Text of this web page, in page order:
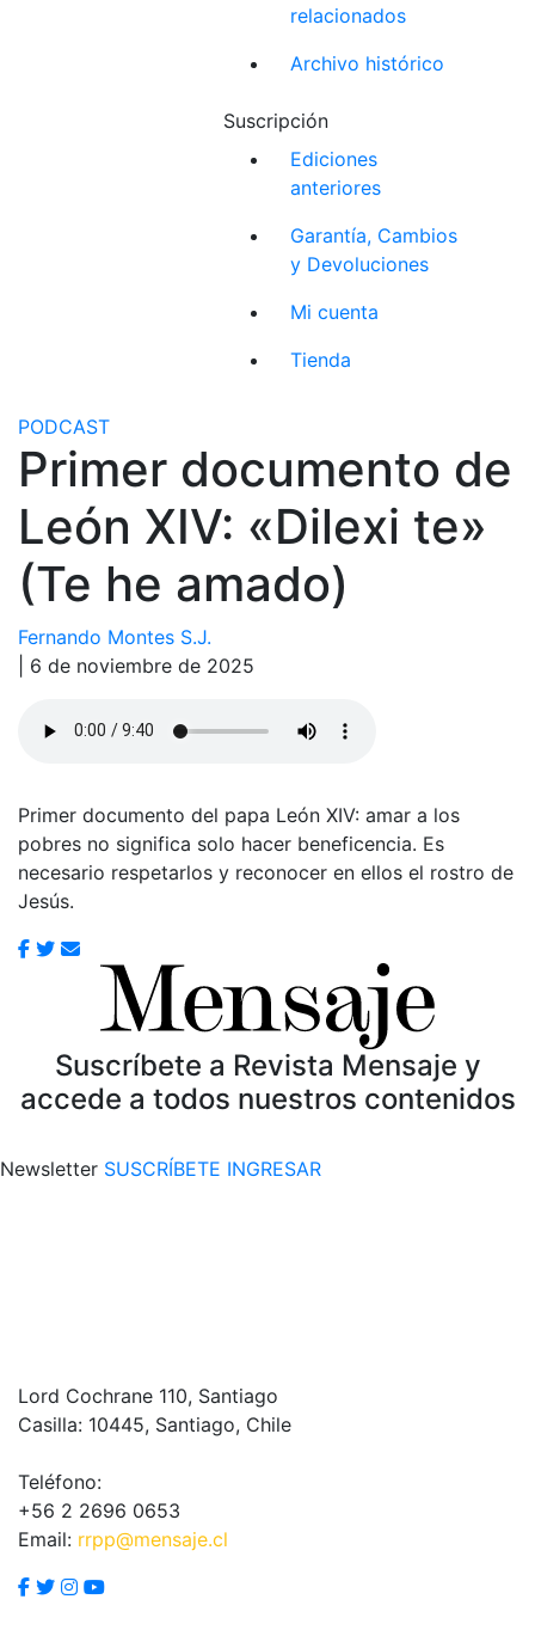
relacionados
Archivo histórico
Suscripción
Ediciones
anteriores
Garantía, Cambios
y Devoluciones
Mi cuenta
Tienda
PODCAST
Primer documento de
León XIV: «Dilexi te»
(Te he amado)
Fernando Montes S.J.
| 6 de noviembre de 2025
Primer documento del papa León XIV: amar a los
pobres no significa solo hacer beneficencia. Es
necesario respetarlos y reconocer en ellos el rostro de
Jesús.
Suscríbete a Revista Mensaje y
accede a todos nuestros contenidos
Newsletter SUSCRÍBETE INGRESAR
Lord Cochrane 110, Santiago
Casilla: 10445, Santiago, Chile
Teléfono:
+56 2 2696 0653
Email: rrpp@mensaje.cl